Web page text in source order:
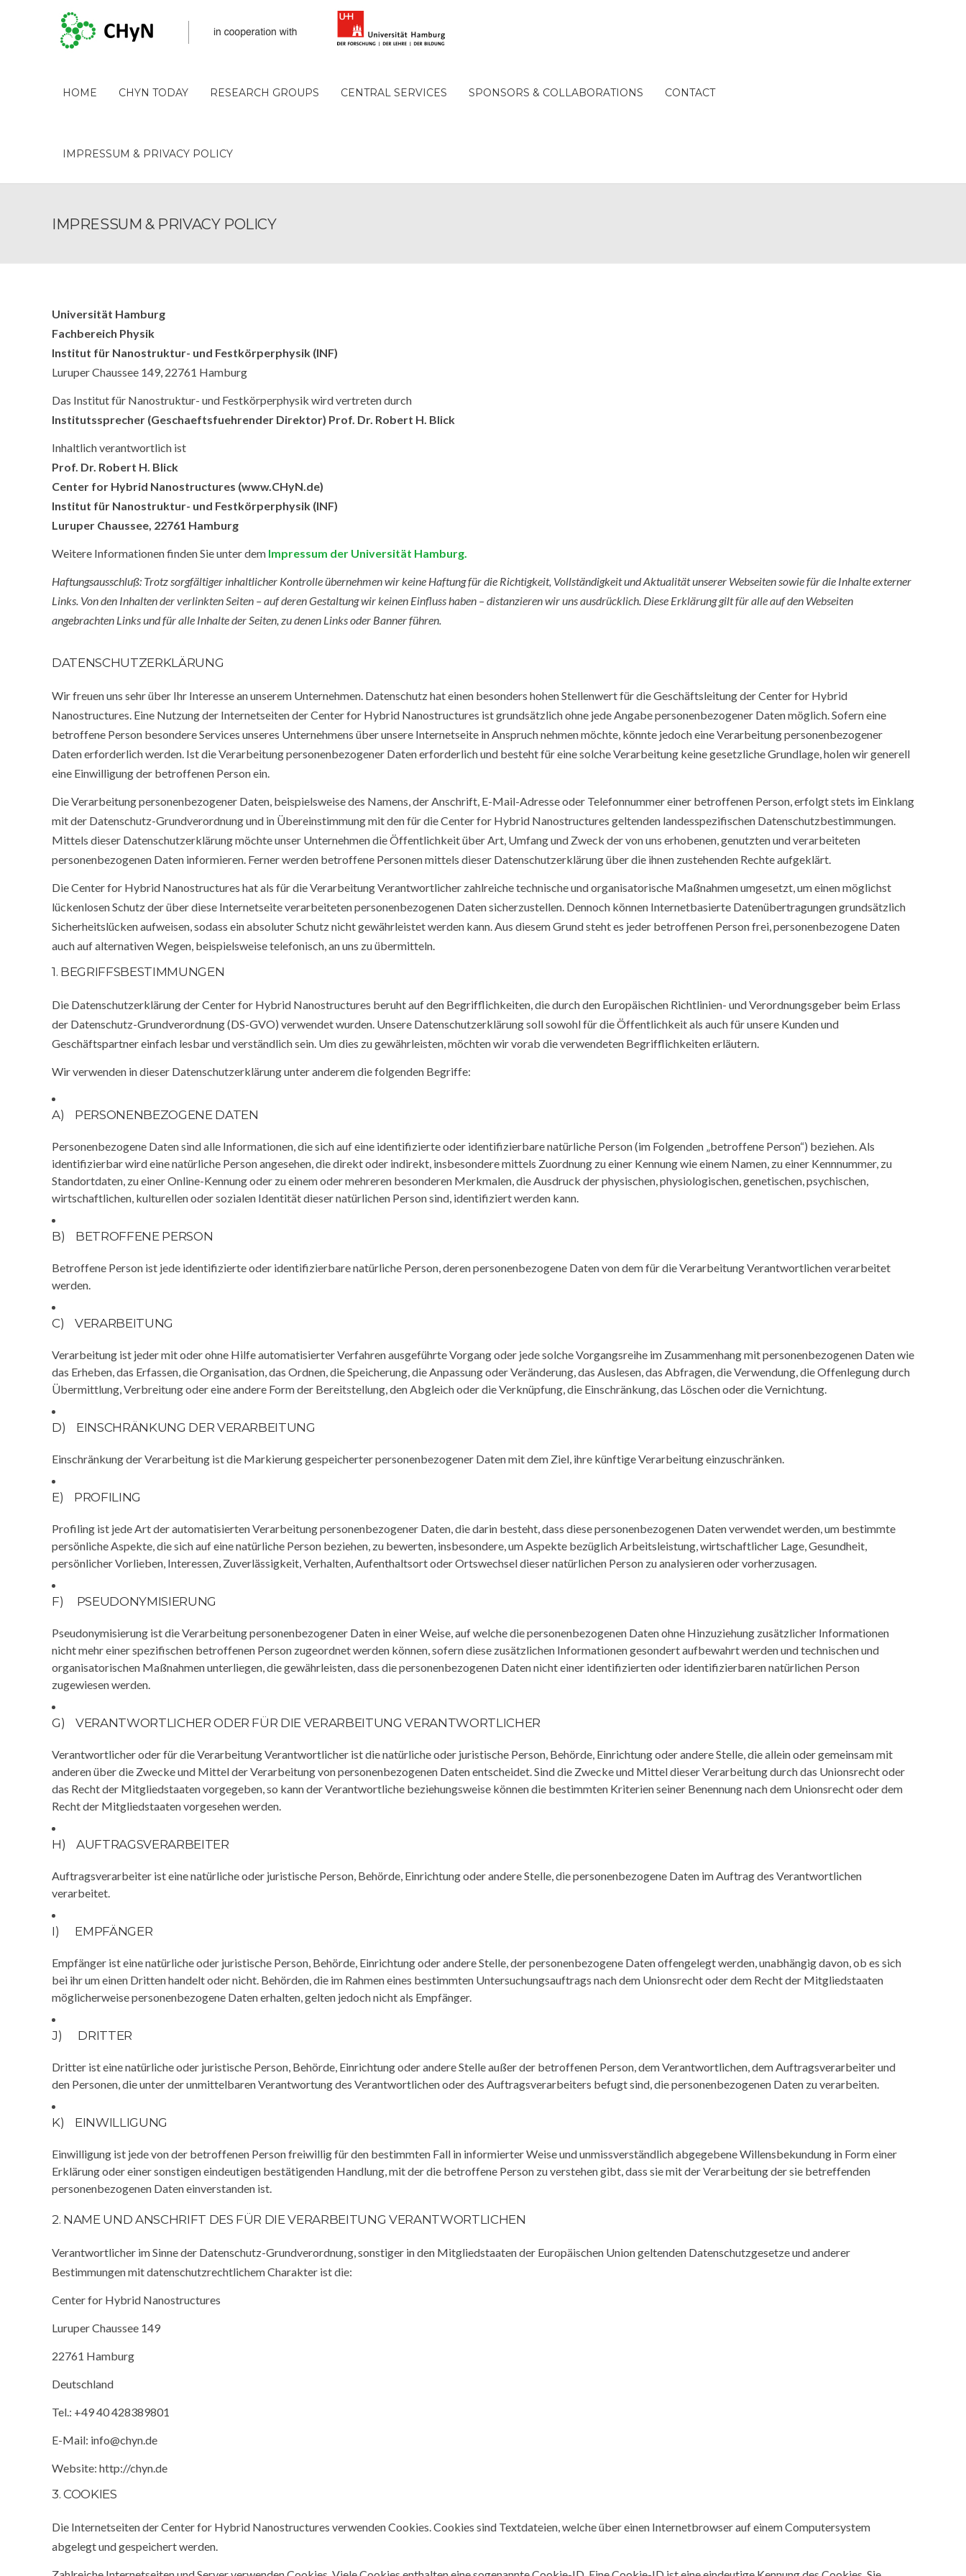
HOME CHYN TODAY RESEARCH GROUPS CENTRAL SERVICES SPONSORS & COLLABORATIONS CONTACT
IMPRESSUM & PRIVACY POLICY
IMPRESSUM & PRIVACY POLICY
Universität Hamburg
Fachbereich Physik
Institut für Nanostruktur- und Festkörperphysik (INF)
Luruper Chaussee 149, 22761 Hamburg
Das Institutfür Nanostruktur- und Festkörperphysik wird vertreten durch
Institutssprecher (Geschaeftsfuehrender Direktor) Prof. Dr. Robert H. Blick
Inhaltlich verantwortlich ist
Prof. Dr. Robert H. Blick
Center for Hybrid Nanostructures (www.CHyN.de)
Institut für Nanostruktur- und Festkörperphysik (INF)
Luruper Chaussee, 22761 Hamburg
Weitere Informationen finden Sie unter dem Impressum der Universität Hamburg.
Haftungsausschluß: Trotz sorgfältiger inhaltlicher Kontrolle übernehmen wir keine Haftung für die Richtigkeit, Vollständigkeit und Aktualität unserer Webseiten sowie für die Inhalte externer
Links. Von den Inhalten der verlinkten Seiten – auf deren Gestaltung wir keinen Einfluss haben – distanzieren wir uns ausdrücklich. Diese Erklärung gilt für alle auf den Webseiten
angebrachten Links und für alle Inhalte der Seiten, zu denen Links oder Banner führen.
DATENSCHUTZERKLÄRUNG
Wir freuen uns sehr über Ihr Interesse an unserem Unternehmen. Datenschutz hat einen besonders hohen Stellenwert für die Geschäftsleitung der Center for Hybrid
Nanostructures. Eine Nutzung der Internetseiten der Center for Hybrid Nanostructures ist grundsätzlich ohne jede Angabe personenbezogener Daten möglich. Sofern eine
betroffene Person besondere Services unseres Unternehmens über unsere Internetseite in Anspruch nehmen möchte, könnte jedoch eine Verarbeitung personenbezogener
Daten erforderlich werden. Ist die Verarbeitung personenbezogener Daten erforderlich und besteht für eine solche Verarbeitung keine gesetzliche Grundlage, holen wir generell
eine Einwilligung der betroffenen Person ein.
Die Verarbeitung personenbezogener Daten, beispielsweise des Namens, der Anschrift, E-Mail-Adresse oder Telefonnummer einer betroffenen Person, erfolgt stets im Einklang
mit der Datenschutz-Grundverordnung und in Übereinstimmung mit den für die Center for Hybrid Nanostructures geltenden landesspezifischen Datenschutzbestimmungen.
Mittels dieser Datenschutzerklärung möchte unser Unternehmen die Öffentlichkeit über Art, Umfang und Zweck der von uns erhobenen, genutzten und verarbeiteten
personenbezogenen Daten informieren. Ferner werden betroffene Personen mittels dieser Datenschutzerklärung über die ihnen zustehenden Rechte aufgeklärt.
Die Center for Hybrid Nanostructures hat als für die Verarbeitung Verantwortlicher zahlreiche technische und organisatorische Maßnahmen umgesetzt, um einen möglichst
lückenlosen Schutz der über diese Internetseite verarbeiteten personenbezogenen Daten sicherzustellen. Dennoch können Internetbasierte Datenübertragungen grundsätzlich
Sicherheitslücken aufweisen, sodass ein absoluter Schutz nicht gewährleistet werden kann. Aus diesem Grund steht es jeder betroffenen Person frei, personenbezogene Daten
auch auf alternativen Wegen, beispielsweise telefonisch, an uns zu übermitteln.
1. BEGRIFFSBESTIMMUNGEN
Die Datenschutzerklärung der Center for Hybrid Nanostructures beruht auf den Begrifflichkeiten, die durch den Europäischen Richtlinien- und Verordnungsgeber beim Erlass
der Datenschutz-Grundverordnung (DS-GVO) verwendet wurden. Unsere Datenschutzerklärung soll sowohl für die Öffentlichkeit als auch für unsere Kunden und
Geschäftspartner einfach lesbar und verständlich sein. Um dies zu gewährleisten, möchten wir vorab die verwendeten Begrifflichkeiten erläutern.
Wir verwenden in dieser Datenschutzerklärung unter anderem die folgenden Begriffe:
A) PERSONENBEZOGENE DATEN
Personenbezogene Daten sind alle Informationen, die sich auf eine identifizierte oder identifizierbare natürliche Person (im Folgenden „betroffene Person“) beziehen. Als
identifizierbar wird eine natürliche Person angesehen, die direkt oder indirekt, insbesondere mittels Zuordnung zu einer Kennung wie einem Namen, zu einer Kennnummer, zu
Standortdaten, zu einer Online-Kennung oder zu einem oder mehreren besonderen Merkmalen, die Ausdruck der physischen, physiologischen, genetischen, psychischen,
wirtschaftlichen, kulturellen oder sozialen Identität dieser natürlichen Person sind, identifiziert werden kann.
B) BETROFFENE PERSON
Betroffene Person ist jede identifizierte oder identifizierbare natürliche Person, deren personenbezogene Daten von dem für die Verarbeitung Verantwortlichen verarbeitet
werden.
C) VERARBEITUNG
Verarbeitung ist jeder mit oder ohne Hilfe automatisierter Verfahren ausgeführte Vorgang oder jede solche Vorgangsreihe im Zusammenhang mit personenbezogenen Daten wie
das Erheben, das Erfassen, die Organisation, das Ordnen, die Speicherung, die Anpassung oder Veränderung, das Auslesen, das Abfragen, die Verwendung, die Offenlegung durch
Übermittlung, Verbreitung oder eine andere Form der Bereitstellung, den Abgleich oder die Verknüpfung, die Einschränkung, das Löschen oder die Vernichtung.
D) EINSCHRÄNKUNG DER VERARBEITUNG
Einschränkung der Verarbeitung ist die Markierung gespeicherter personenbezogener Daten mit dem Ziel, ihre künftige Verarbeitung einzuschränken.
E) PROFILING
Profiling ist jede Art der automatisierten Verarbeitung personenbezogener Daten, die darin besteht, dass diese personenbezogenen Daten verwendet werden, um bestimmte
persönliche Aspekte, die sich auf eine natürliche Person beziehen, zu bewerten, insbesondere, um Aspekte bezüglich Arbeitsleistung, wirtschaftlicher Lage, Gesundheit,
persönlicher Vorlieben, Interessen, Zuverlässigkeit, Verhalten, Aufenthaltsort oder Ortswechsel dieser natürlichen Person zu analysieren oder vorherzusagen.
F) PSEUDONYMISIERUNG
Pseudonymisierung ist die Verarbeitung personenbezogener Daten in einer Weise, auf welche die personenbezogenen Daten ohne Hinzuziehung zusätzlicher Informationen
nicht mehr einer spezifischen betroffenen Person zugeordnet werden können, sofern diese zusätzlichen Informationen gesondert aufbewahrt werden und technischen und
organisatorischen Maßnahmen unterliegen, die gewährleisten, dass die personenbezogenen Daten nicht einer identifizierten oder identifizierbaren natürlichen Person
zugewiesen werden.
G) VERANTWORTLICHER ODER FÜR DIE VERARBEITUNG VERANTWORTLICHER
Verantwortlicher oder für die Verarbeitung Verantwortlicher ist die natürliche oder juristische Person, Behörde, Einrichtung oder andere Stelle, die allein oder gemeinsam mit
anderen über die Zwecke und Mittel der Verarbeitung von personenbezogenen Daten entscheidet. Sind die Zwecke und Mittel dieser Verarbeitung durch das Unionsrecht oder
das Recht der Mitgliedstaaten vorgegeben, so kann der Verantwortliche beziehungsweise können die bestimmten Kriterien seiner Benennung nach dem Unionsrecht oder dem
Recht der Mitgliedstaaten vorgesehen werden.
H) AUFTRAGSVERARBEITER
Auftragsverarbeiter ist eine natürliche oder juristische Person, Behörde, Einrichtung oder andere Stelle, die personenbezogene Daten im Auftrag des Verantwortlichen
verarbeitet.
I) EMPFÄNGER
Empfänger ist eine natürliche oder juristische Person, Behörde, Einrichtung oder andere Stelle, der personenbezogene Daten offengelegt werden, unabhängig davon, ob es sich
bei ihr um einen Dritten handelt oder nicht. Behörden, die im Rahmen eines bestimmten Untersuchungsauftrags nach dem Unionsrecht oder dem Recht der Mitgliedstaaten
möglicherweise personenbezogene Daten erhalten, gelten jedoch nicht als Empfänger.
J) DRITTER
Dritter ist eine natürliche oder juristische Person, Behörde, Einrichtung oder andere Stelle außer der betroffenen Person, dem Verantwortlichen, dem Auftragsverarbeiter und
den Personen, die unter der unmittelbaren Verantwortung des Verantwortlichen oder des Auftragsverarbeiters befugt sind, die personenbezogenen Daten zu verarbeiten.
K) EINWILLIGUNG
Einwilligung ist jede von der betroffenen Person freiwillig für den bestimmten Fall in informierter Weise und unmissverständlich abgegebene Willensbekundung in Form einer
Erklärung oder einer sonstigen eindeutigen bestätigenden Handlung, mit der die betroffene Person zu verstehen gibt, dass sie mit der Verarbeitung der sie betreffenden
personenbezogenen Daten einverstanden ist.
2. NAME UND ANSCHRIFT DES FÜR DIE VERARBEITUNG VERANTWORTLICHEN
Verantwortlicher im Sinne der Datenschutz-Grundverordnung, sonstiger in den Mitgliedstaaten der Europäischen Union geltenden Datenschutzgesetze und anderer
Bestimmungen mit datenschutzrechtlichem Charakter ist die:
Center for Hybrid Nanostructures
Luruper Chaussee 149
22761 Hamburg
Deutschland
Tel.: +49 40 428389801
E-Mail: info@chyn.de
Website: http://chyn.de
3. COOKIES
Die Internetseiten der Center for Hybrid Nanostructures verwenden Cookies. Cookies sind Textdateien, welche über einen Internetbrowser auf einem Computersystem
abgelegt und gespeichert werden.